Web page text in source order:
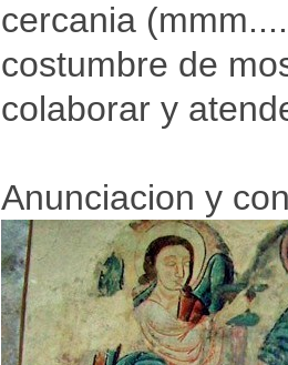
cercania
costumbre de
colaborar y
Anunciacion y